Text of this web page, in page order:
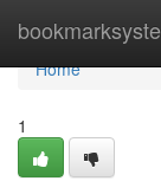
Home
Home
1